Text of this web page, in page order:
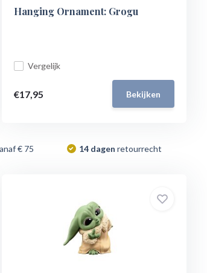
Hanging Ornament: Grogu
Vergelijk
€17,95 Bekijken
€ 75 14 dagen retourrecht